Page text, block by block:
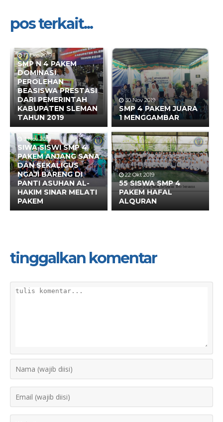
pos terkait...
17 Des 2019
SMP N 4 PAKEM
DOMINASI
PEROLEHAN
BEASISWA PRESTASI
DARI PEMERINTAH
KABUPATEN SLEMAN
TAHUN 2019
30 Nov 2019
SMP 4 PAKEM JUARA
1 MENGGAMBAR
3 Nov 2019
SIWA SISWI SMP 4
PAKEM ANJANG SANA
DAN SEKALIGUS
NGAJI BARENG DI
PANTI ASUHAN AL-
HAKIM SINAR MELATI
PAKEM
22 Okt 2019
55 SISWA SMP 4
PAKEM HAFAL
ALQURAN
tinggalkan komentar